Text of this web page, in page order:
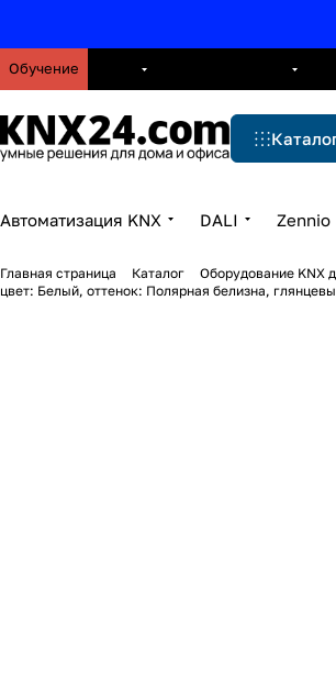
Обучение
Автоматизация KNX DALI Zennio
Главная страница Каталог Оборудование KNX
цвет: Белый, оттенок: Полярная белизна,